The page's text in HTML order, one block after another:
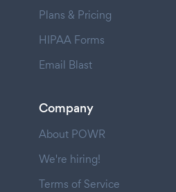
Plans & Pricing
HIPAA Forms
Email Blast
Company
About POWR
We're hiring!
Terms of Service